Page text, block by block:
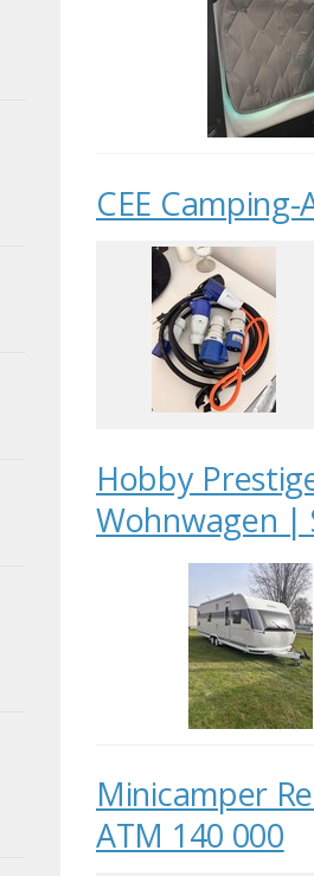
CEE
Hobby
Wohnwagen |
Minicamper
ATM 140 000